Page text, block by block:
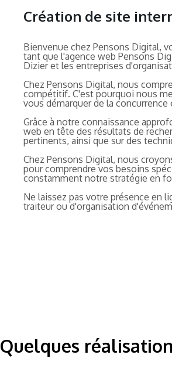
Création de site
Bienvenue chez Pensons Digital,
tant que l'agence web Pensons
Dizier et les entreprises
Chez Pensons Digital, nous
compétitif. C'est pourquoi nous
vous démarquer de la
Grâce à notre connaissance
web en tête des résultats de
pertinents, ainsi que sur des
Chez Pensons Digital, nous
pour comprendre vos besoins
constamment notre stratégie en
Ne laissez pas votre présence en
traiteur ou d'organisation
Quelques